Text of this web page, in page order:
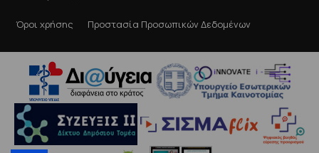
Όροι χρήσης Προστασία Προσωπικών Δεδομένων